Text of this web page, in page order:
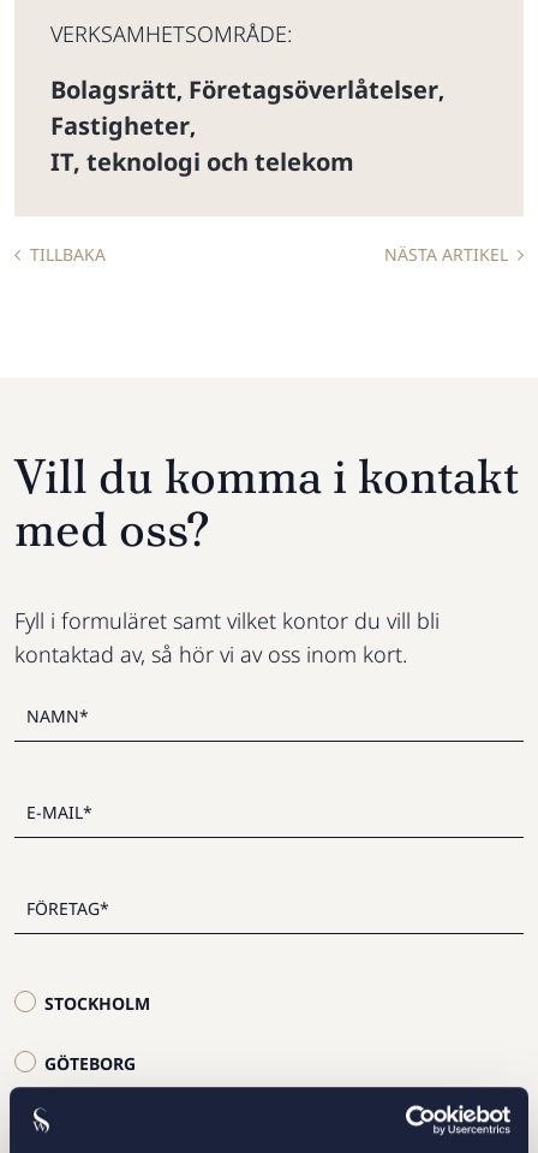
VERKSAMHETSOMRÅDE:
Bolagsrätt, Företagsöverlåtelser,
Fastigheter,
IT, teknologi och telekom
TILLBAKA NÄSTA ARTIKEL
STOCKHOLM
GÖTEBORG
MALMÖ
Vill du komma i kontakt
med oss?
Fyll i formuläret samt vilket kontor du vill bli
kontaktad av, så hör vi av oss inom kort.